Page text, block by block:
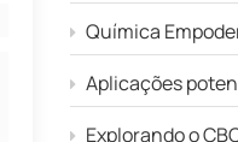
Química Empoderadora: Olivetol de
Aplicações potenciais de extratos de plantas de
Explorando o CBC (Canabicromeno) - O